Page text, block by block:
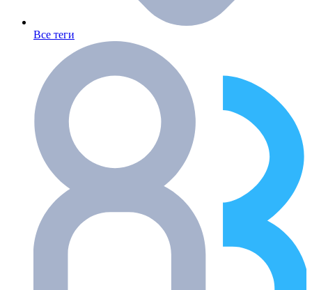
Все теги